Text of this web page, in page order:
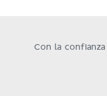
Con la